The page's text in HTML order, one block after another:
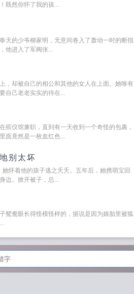
既然你怀了我的孩...
天的少爷柳家明，无意间卷入了轰动一时的断指
他进入了军阀张...
，却被自己的相公和其他的女人在上面。她唯有
自己老老实实的待在...
殡仪馆兼职，直到有一天收到一个奇怪的包裹，
面竟然是一枚血红色...
别太坏
她怀着他的孩子逃之夭夭。五年后，她携萌宝回
边。掀开被子，总...
鸳鸯眼长得怪模怪样的，据说是因为娘胎里被狐